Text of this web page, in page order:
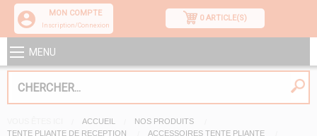
MON COMPTE
Inscription/Connexion
0 ARTICLE(S)
MENU
ACCUEIL
NOS PRODUITS
TENTE PLIANTE DE RECEPTION
ACCESSOIRES TENTE PLIANTE